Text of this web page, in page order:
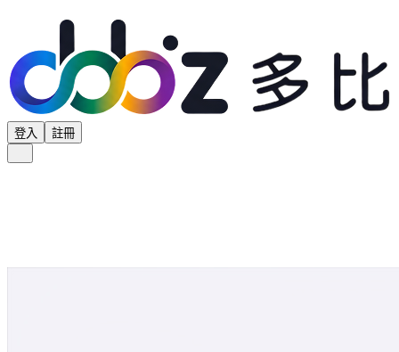
登入 註冊